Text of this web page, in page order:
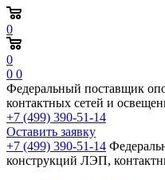
0
0
0 0
Федеральный поставщик
контактных сетей и
+7 (499) 390-51-14
Оставить заявку
+7 (499) 390-51-14
конструкций ЛЭП,